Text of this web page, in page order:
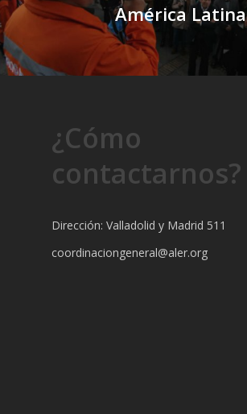
América Latina
¿Cómo
contactarnos?
Dirección: Valladolid y Madrid 511
coordinaciongeneral@aler.org